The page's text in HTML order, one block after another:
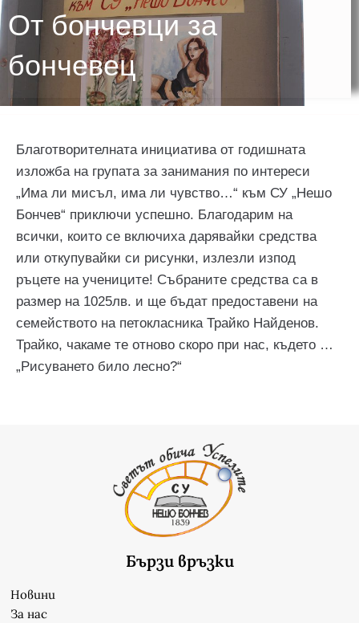
От бончевци за
бончевец
Благотворителната инициатива от годишната
изложба на групата за занимания по интереси
„Има ли мисъл, има ли чувство…“ към СУ „Нешо
Бончев“ приключи успешно. Благодарим на
всички, които се включиха дарявайки средства
или откупувайки си рисунки, излезли изпод
ръцете на учениците! Събраните средства са в
размер на 1025лв. и ще бъдат предоставени на
семейството на петокласника Трайко Найденов.
Трайко, чакаме те отново скоро при нас, където …
„Рисуването било лесно?“
Бързи връзки
Новини
За нас